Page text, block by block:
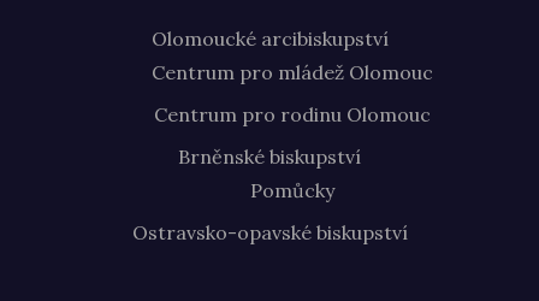
Olomoucké arcibiskupství
Centrum pro mládež Olomouc
Centrum pro rodinu Olomouc
Brněnské biskupství
Pomůcky
Ostravsko-opavské biskupství